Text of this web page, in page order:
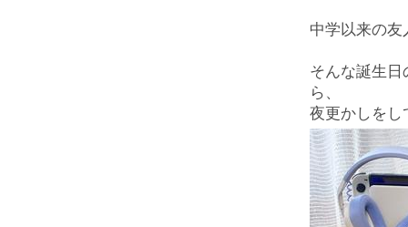
中学以来の友
そんな誕生
ら、
夜更かしをし